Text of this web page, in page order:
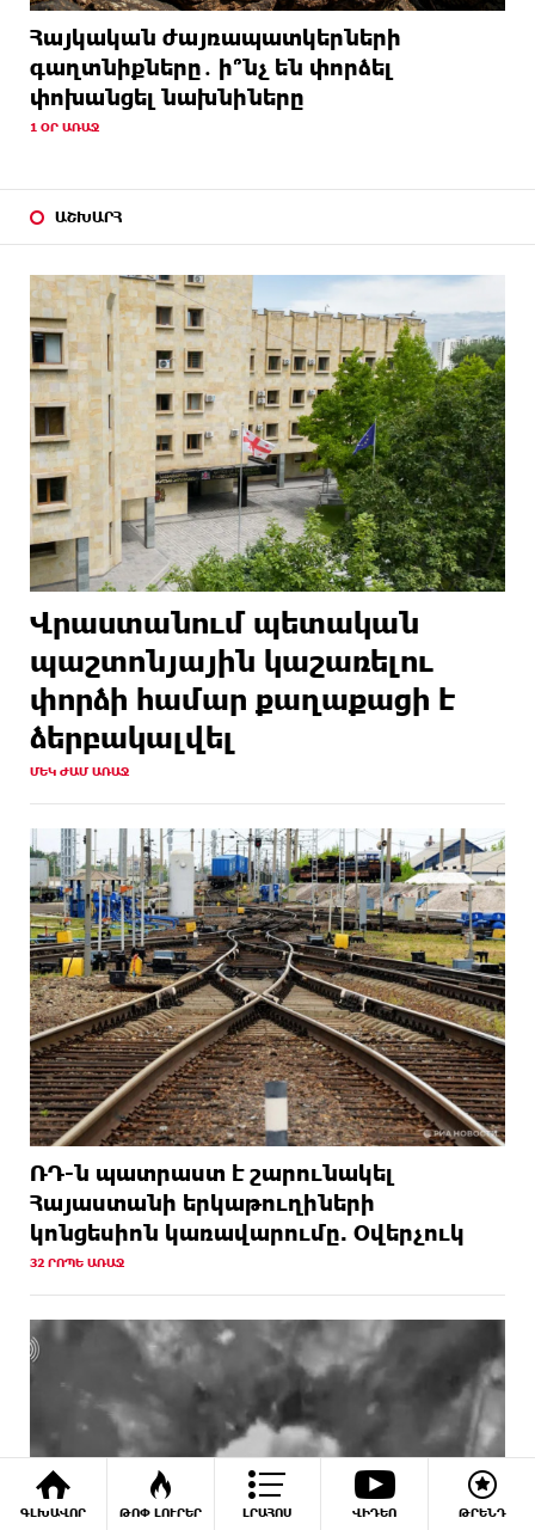
ԳԼԽԱՎՈՐ ԹՈՓ ԼՈՒՐԵՐ ԼՐԱՀՈՍ ՎԻԴԵՈ ԹՐԵՆԴ
Հայկական ժայռապատկերների
գաղտնիքները․ ի՞նչ են փորձել
փոխանցել նախնիները
1 ՕՐ ԱՌԱՋ
ԱՇԽԱՐՀ
Վրաստանում պետական ​​
պաշտոնյային կաշառելու
փորձի համար քաղաքացի է
ձերբակալվել
ՄԵԿ ԺԱՄ ԱՌԱՋ
ՌԴ-ն պատրաստ է շարունակել
Հայաստանի երկաթուղիների
կոնցեսիոն կառավարումը. Օվերչուկ
32 ՐՈՊԵ ԱՌԱՋ